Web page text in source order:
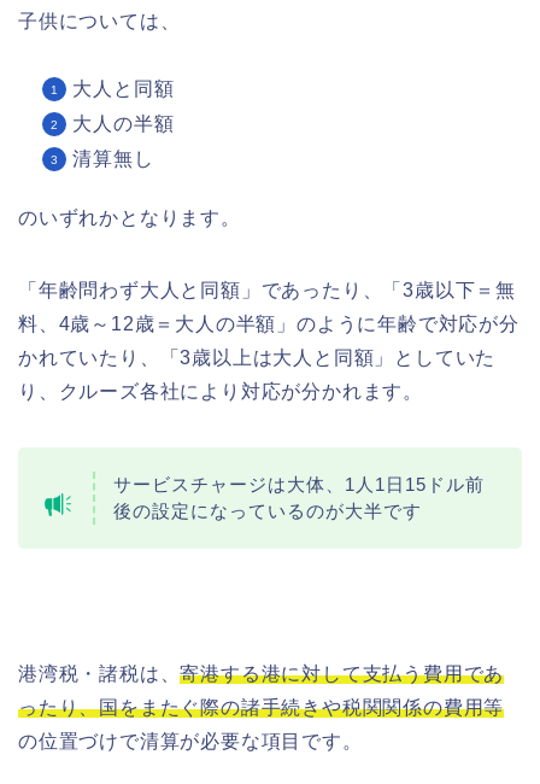
子供については、
大人と同額
大人の半額
清算無し
のいずれかとなります。
「年齢問わず大人と同額」であったり、「3歳以下＝無
料、4歳～12歳＝大人の半額」のように年齢で対応が分
かれていたり、「3歳以上は大人と同額」としていた
り、クルーズ各社により対応が分かれます。
サービスチャージは大体、1人1日15ドル前
後の設定になっているのが大半です
港湾税・諸税は、寄港する港に対して支払う費用であ
ったり、国をまたぐ際の諸手続きや税関関係の費用等
の位置づけで清算が必要な項目です。